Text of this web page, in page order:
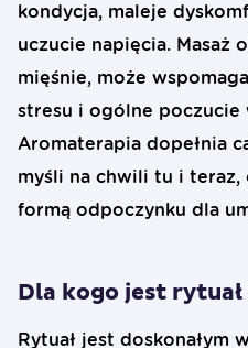
kondycja, maleje
uczucie napięcia. Masaż
mięśnie, może
stresu i ogólne
Aromaterapia dopełnia
myśli na chwili tu i teraz,
formą odpoczynku dla
Dla kogo jest
Rytuał jest doskonałym